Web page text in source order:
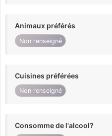
Animaux préférés
Non renseigné
Cuisines préférées
Non renseigné
Consomme de l'alcool?